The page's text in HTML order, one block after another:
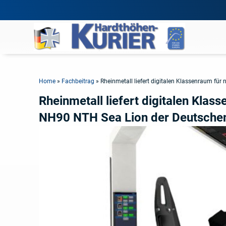
Home » Fachbeitrag » Rheinmetall liefert digitalen Klassenraum für
Rheinmetall liefert digitalen
NH90 NTH Sea Lion der